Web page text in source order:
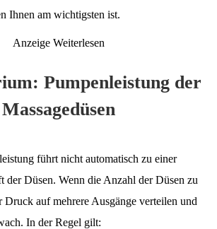
Ihnen am wichtigsten ist.
Anzeige Weiterlesen
Pumpenleistung der
Massagedüsen
führt nicht automatisch zu einer
der Düsen. Wenn die Anzahl der Düsen zu
Druck auf mehrere Ausgänge verteilen und
In der Regel gilt: